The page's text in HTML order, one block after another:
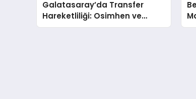
Galatasaray’da Transfer
Hareketliliği: Osimhen ve
Ziyech Gündemde